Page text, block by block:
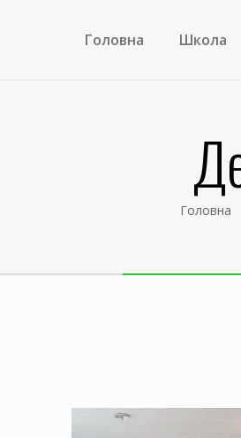
Головна Школа
Головна